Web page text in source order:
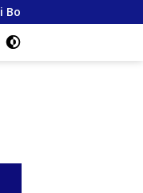
Kangean